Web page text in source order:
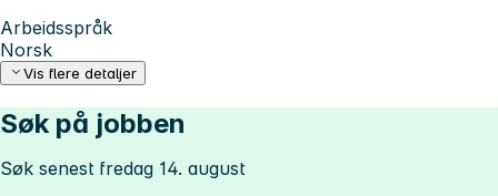
Arbeidsspråk
Norsk
Vis flere detaljer
Søk på jobben
Søk senest fredag 14. august